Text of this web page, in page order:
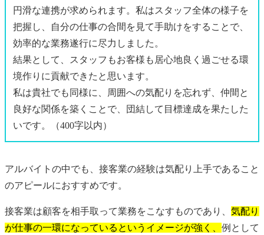
円滑な連携が求められます。私はスタッフ全体の様子を
把握し、自分の仕事の合間を見て手助けをすることで、
効率的な業務遂行に尽力しました。
結果として、スタッフもお客様も居心地良く過ごせる環
境作りに貢献できたと思います。
私は貴社でも同様に、周囲への気配りを忘れず、仲間と
良好な関係を築くことで、団結して目標達成を果たした
いです。（400字以内）
アルバイトの中でも、接客業の経験は気配り上手であること
のアピールにおすすめです。
接客業は顧客を相手取って業務をこなすものであり、 気配り
が仕事の一環になっているというイメージが強く、 例として